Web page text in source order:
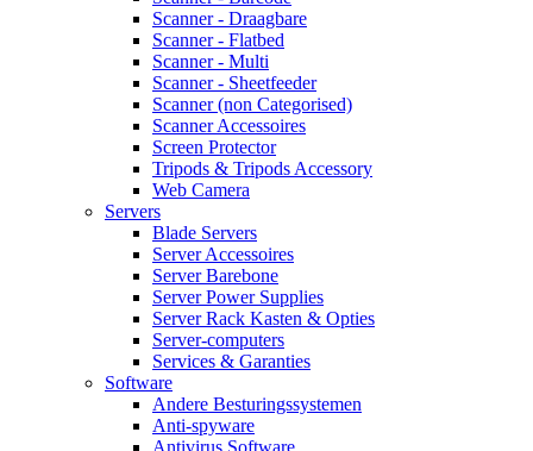
Scanner - Draagbare
Scanner - Flatbed
Scanner - Multi
Scanner - Sheetfeeder
Scanner (non Categorised)
Scanner Accessoires
Screen Protector
Tripods & Tripods Accessory
Web Camera
Servers
Blade Servers
Server Accessoires
Server Barebone
Server Power Supplies
Server Rack Kasten & Opties
Server-computers
Services & Garanties
Software
Andere Besturingssystemen
Anti-spyware
Antivirus Software